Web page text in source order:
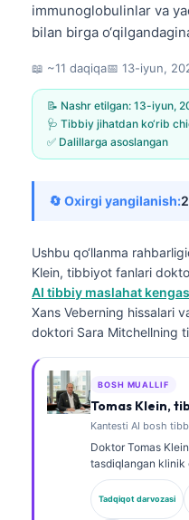
immunoglobulinlar va
bilan birga
📖 ~11 daqiqa📅 13-iyun,
📝 Nashr etilgan: 13-iyun,
🩺 Tibbiy jihatdan ko‘rib
✅ Dalillarga asoslangan
🔄 Oxirgi yangilanish:
Ushbu qo‘llanma
Klein, tibbiyot fanlari
AI tibbiy maslahat
Xans Veberning hissalari
doktori Sara Mitchellning
BOSH MUALLIF
Tomas Klein,
Kantesti AI bosh
Doktor Tomas
tasdiqlangan klinik
laboratoriya
tahlilda 15 yildan
kompaniyasida
Tadqiqot darvozasi